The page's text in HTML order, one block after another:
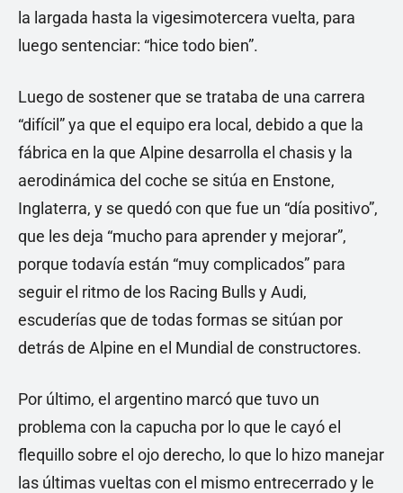
la largada hasta la vigesimotercera vuelta, para
luego sentenciar: “hice todo bien”.
Luego de sostener que se trataba de una carrera
“difícil” ya que el equipo era local, debido a que la
fábrica en la que Alpine desarrolla el chasis y la
aerodinámica del coche se sitúa en Enstone,
Inglaterra, y se quedó con que fue un “día positivo”,
que les deja “mucho para aprender y mejorar”,
porque todavía están “muy complicados” para
seguir el ritmo de los Racing Bulls y Audi,
escuderías que de todas formas se sitúan por
detrás de Alpine en el Mundial de constructores.
Por último, el argentino marcó que tuvo un
problema con la capucha por lo que le cayó el
flequillo sobre el ojo derecho, lo que lo hizo manejar
las últimas vueltas con el mismo entrecerrado y le